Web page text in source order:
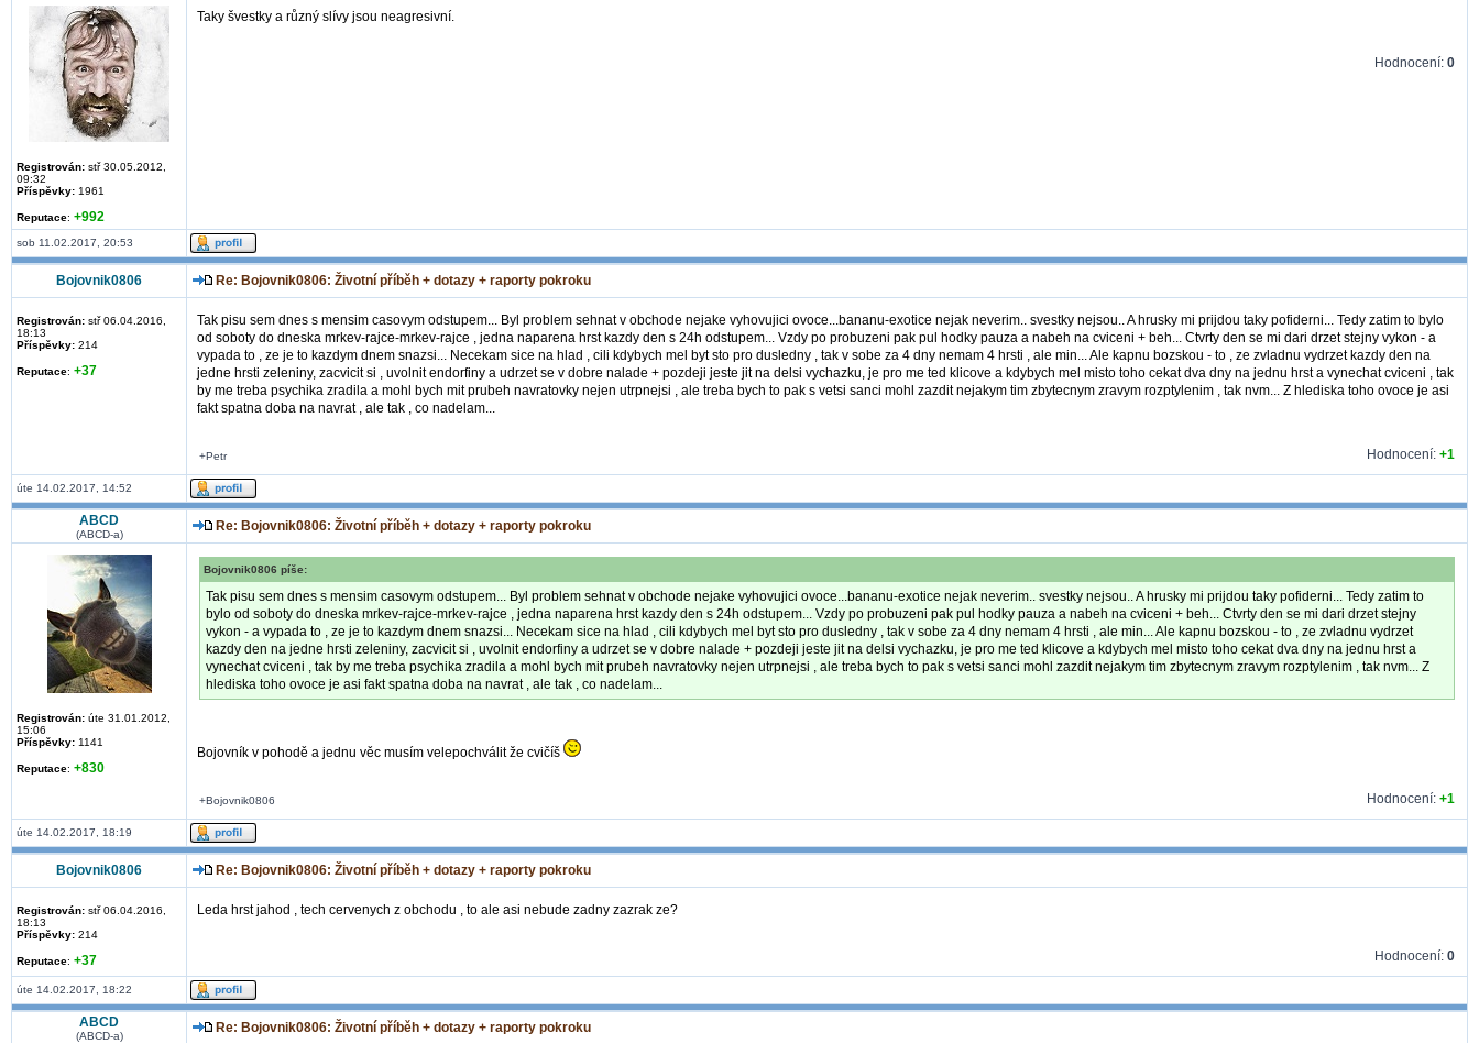
Registrován: stř 30.05.2012,
09:32
Příspěvky: 1961
Reputace: +992
Taky švestky a různý slívy jsou neagresivní.
Hodnocení: 0
sob 11.02.2017, 20:53
Bojovnik0806 Re: Bojovnik0806: Životní příběh + dotazy + raporty pokroku
Registrován: stř 06.04.2016,
18:13
Příspěvky: 214
Reputace: +37
Tak pisu sem dnes s mensim casovym odstupem... Byl problem sehnat v obchode nejake vyhovujici ovoce...bananu-exotice nejak neverim.. svestky nejsou.. A hrusky mi prijdou taky pofiderni... Tedy zatim to bylo
od soboty do dneska mrkev-rajce-mrkev-rajce , jedna naparena hrst kazdy den s 24h odstupem... Vzdy po probuzeni pak pul hodky pauza a nabeh na cviceni + beh... Ctvrty den se mi dari drzet stejny vykon - a
vypada to , ze je to kazdym dnem snazsi... Necekam sice na hlad , cili kdybych mel byt sto pro dusledny , tak v sobe za 4 dny nemam 4 hrsti , ale min... Ale kapnu bozskou - to , ze zvladnu vydrzet kazdy den na
jedne hrsti zeleniny, zacvicit si , uvolnit endorfiny a udrzet se v dobre nalade + pozdeji jeste jit na delsi vychazku, je pro me ted klicove a kdybych mel misto toho cekat dva dny na jednu hrst a vynechat cviceni , tak
by me treba psychika zradila a mohl bych mit prubeh navratovky nejen utrpnejsi , ale treba bych to pak s vetsi sanci mohl zazdit nejakym tim zbytecnym zravym rozptylenim , tak nvm... Z hlediska toho ovoce je asi
fakt spatna doba na navrat , ale tak , co nadelam...
+Petr Hodnocení: +1
úte 14.02.2017, 14:52
ABCD
(ABCD-a)
Re: Bojovnik0806: Životní příběh + dotazy + raporty pokroku
Registrován: úte 31.01.2012,
15:06
Příspěvky: 1141
Reputace: +830
Bojovnik0806 píše:
Tak pisu sem dnes s mensim casovym odstupem... Byl problem sehnat v obchode nejake vyhovujici ovoce...bananu-exotice nejak neverim.. svestky nejsou.. A hrusky mi prijdou taky pofiderni... Tedy zatim to
bylo od soboty do dneska mrkev-rajce-mrkev-rajce , jedna naparena hrst kazdy den s 24h odstupem... Vzdy po probuzeni pak pul hodky pauza a nabeh na cviceni + beh... Ctvrty den se mi dari drzet stejny
vykon - a vypada to , ze je to kazdym dnem snazsi... Necekam sice na hlad , cili kdybych mel byt sto pro dusledny , tak v sobe za 4 dny nemam 4 hrsti , ale min... Ale kapnu bozskou - to , ze zvladnu vydrzet
kazdy den na jedne hrsti zeleniny, zacvicit si , uvolnit endorfiny a udrzet se v dobre nalade + pozdeji jeste jit na delsi vychazku, je pro me ted klicove a kdybych mel misto toho cekat dva dny na jednu hrst a
vynechat cviceni , tak by me treba psychika zradila a mohl bych mit prubeh navratovky nejen utrpnejsi , ale treba bych to pak s vetsi sanci mohl zazdit nejakym tim zbytecnym zravym rozptylenim , tak nvm... Z
hlediska toho ovoce je asi fakt spatna doba na navrat , ale tak , co nadelam...
Bojovník v pohodě a jednu věc musím velepochválit že cvičíš
+Bojovnik0806 Hodnocení: +1
úte 14.02.2017, 18:19
Bojovnik0806 Re: Bojovnik0806: Životní příběh + dotazy + raporty pokroku
Registrován: stř 06.04.2016,
18:13
Příspěvky: 214
Reputace: +37
Leda hrst jahod , tech cervenych z obchodu , to ale asi nebude zadny zazrak ze?
Hodnocení: 0
úte 14.02.2017, 18:22
ABCD
(ABCD-a)
Re: Bojovnik0806: Životní příběh + dotazy + raporty pokroku